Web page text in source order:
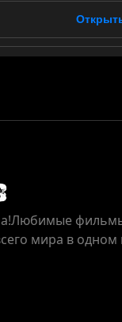
Любимые
мира в одном